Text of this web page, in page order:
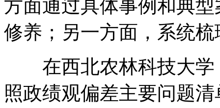
方面通过具体事例和典
修养；另一方面，系统
在西北农林科技大学
照政绩观偏差主要问题